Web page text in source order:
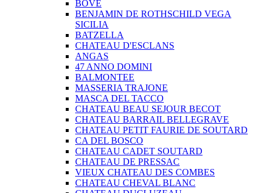
BOVE
BENJAMIN DE ROTHSCHILD VEGA
SICILIA
BATZELLA
CHATEAU D'ESCLANS
ANGAS
47 ANNO DOMINI
BALMONTEE
MASSERIA TRAJONE
MASCA DEL TACCO
CHATEAU BEAU SEJOUR BECOT
CHATEAU BARRAIL BELLEGRAVE
CHATEAU PETIT FAURIE DE SOUTARD
CA DEL BOSCO
CHATEAU CADET SOUTARD
CHATEAU DE PRESSAC
VIEUX CHATEAU DES COMBES
CHATEAU CHEVAL BLANC